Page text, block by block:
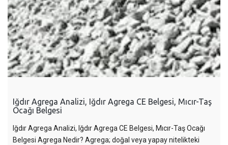
Iğdır Agrega Analizi, Iğdır Agrega CE Belgesi, Mıcır-Taş
Ocağı Belgesi
Iğdır Agrega Analizi, Iğdır Agrega CE Belgesi, Mıcır-Taş Ocağı
Belgesi Agrega Nedir? Agrega; doğal veya yapay nitelikteki